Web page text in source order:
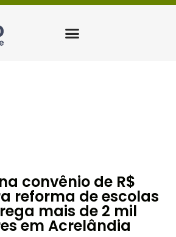
convênio de R$
reforma de escolas
mais de 2 mil
em Acrelândia